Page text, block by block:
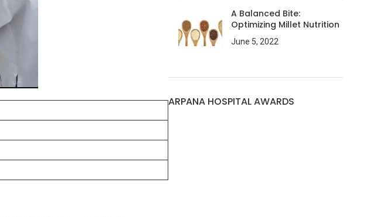
A Balanced Bite:
Optimizing Millet Nutrition
June 5, 2022
ARPANA HOSPITAL AWARDS